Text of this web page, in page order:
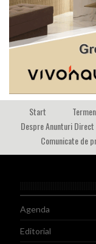
Start
Despre Anunturi Direct
Comunicate de
Agenda
Editorial